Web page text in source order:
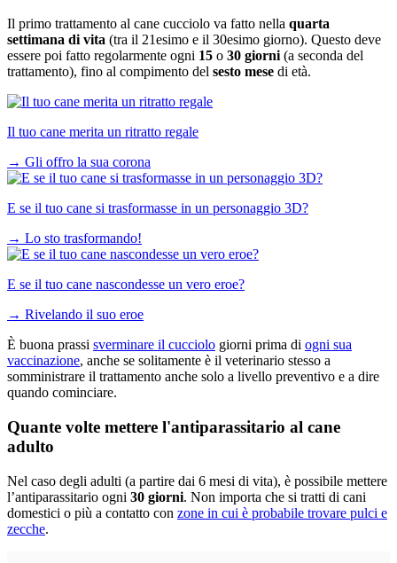
Il primo trattamento al cane cucciolo va fatto nella quarta
settimana di vita (tra il 21esimo e il 30esimo giorno). Questo deve
essere poi fatto regolarmente ogni 15 o 30 giorni (a seconda del
trattamento), fino al compimento del sesto mese di età.
Il tuo cane merita un ritratto regale
→ Gli offro la sua corona
E se il tuo cane si trasformasse in un personaggio 3D?
→ Lo sto trasformando!
E se il tuo cane nascondesse un vero eroe?
→ Rivelando il suo eroe
È buona prassi sverminare il cucciolo giorni prima di ogni sua
vaccinazione, anche se solitamente è il veterinario stesso a
somministrare il trattamento anche solo a livello preventivo e a dire
quando cominciare.
Quante volte mettere l'antiparassitario al cane
adulto
Nel caso degli adulti (a partire dai 6 mesi di vita), è possibile mettere
l’antiparassitario ogni 30 giorni. Non importa che si tratti di cani
domestici o più a contatto con zone in cui è probabile trovare pulci e
zecche.